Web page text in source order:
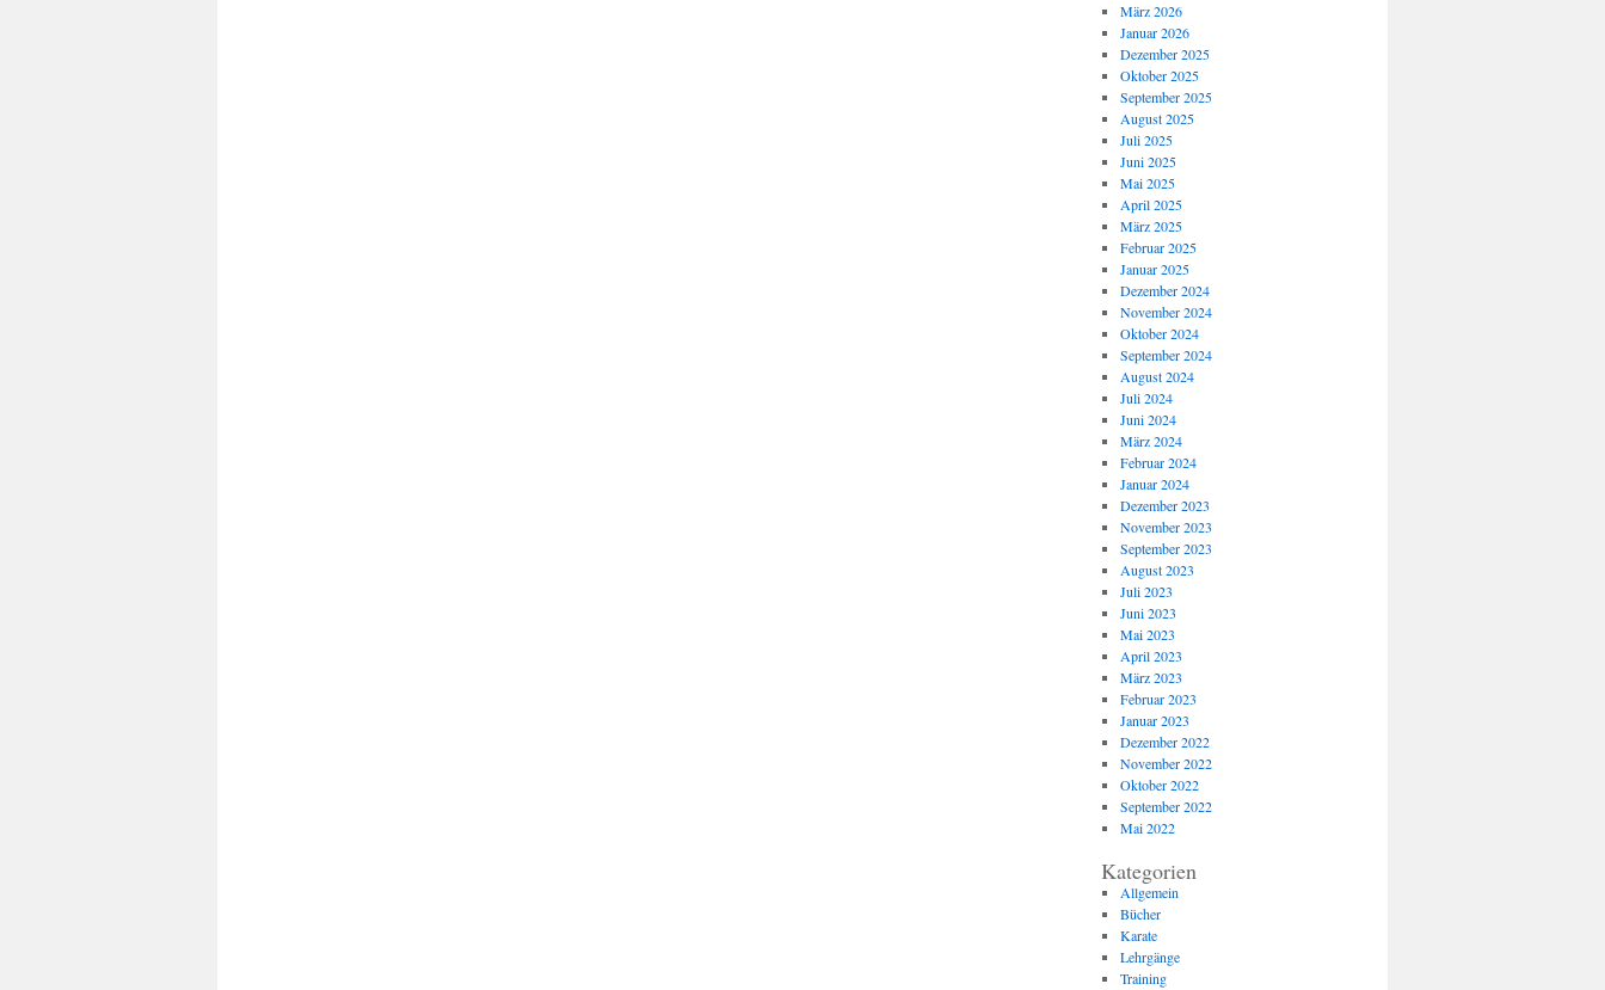
März 2026
Januar 2026
Dezember 2025
Oktober 2025
September 2025
August 2025
Juli 2025
Juni 2025
Mai 2025
April 2025
März 2025
Februar 2025
Januar 2025
Dezember 2024
November 2024
Oktober 2024
September 2024
August 2024
Juli 2024
Juni 2024
März 2024
Februar 2024
Januar 2024
Dezember 2023
November 2023
September 2023
August 2023
Juli 2023
Juni 2023
Mai 2023
April 2023
März 2023
Februar 2023
Januar 2023
Dezember 2022
November 2022
Oktober 2022
September 2022
Mai 2022
Kategorien
Allgemein
Bücher
Karate
Lehrgänge
Training